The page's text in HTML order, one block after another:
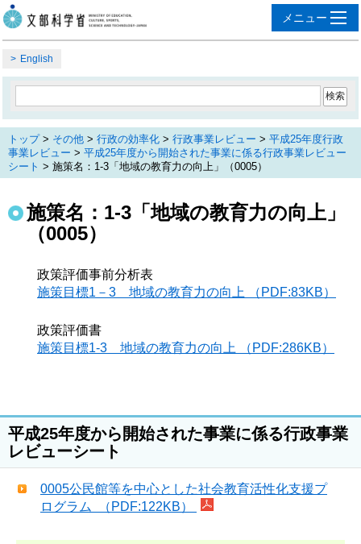
English
トップ> その他 > 行政の効率化 > 行政事業レビュー > 平成25年度行政
事業レビュー > 平成25年度から開始された事業に係る行政事業レビュー
シート > 施策名：1-3「地域の教育力の向上」（0005）
施策名：1-3「地域の教育力の向上」
（0005）
政策評価事前分析表
施策目標1－3 地域の教育力の向上 （PDF:83KB）
政策評価書
施策目標1-3 地域の教育力の向上 （PDF:286KB）
平成25年度から開始された事業に係る行政事業
レビューシート
0005公民館等を中心とした社会教育活性化支援プ
ログラム （PDF:122KB）